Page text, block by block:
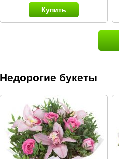
Купить
Недорогие букеты